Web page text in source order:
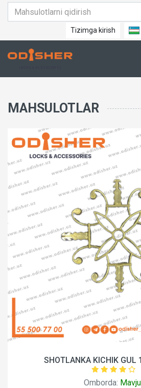
Tizimga kirish
MAHSULOTLAR
SHOTLANKA KICHIK GUL
Omborda: